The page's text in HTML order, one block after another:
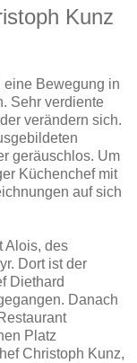
Kunz
eine Bewegung in
Sehr verdiente
verändern sich.
geräuschlos. Um
Küchenchef mit
auf sich
Alois, des
Dort ist der
Diethard
Danach
Platz
Christoph Kunz,